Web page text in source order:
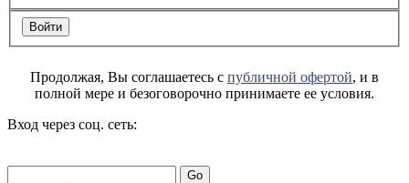
Продолжая, Вы соглашаетесь с публичной офертой, и в
полной мере и безоговорочно принимаете ее условия.
Вход через соц. сеть:
Go